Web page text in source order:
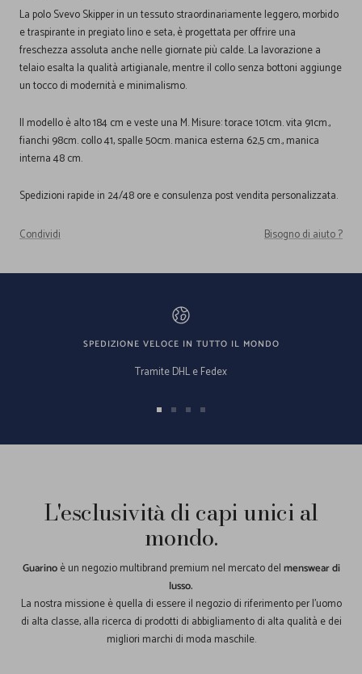
La polo Svevo Skipper in un tessuto straordinariamente leggero, morbido
e traspirante in pregiato lino e seta, è progettata per offrire una
freschezza assoluta anche nelle giornate più calde. La lavorazione a
telaio esalta la qualità artigianale, mentre il collo senza bottoni aggiunge
un tocco di modernità e minimalismo.
Il modello è alto 184 cm e veste una M. Misure: torace 101cm. vita 91cm.,
fianchi 98cm. collo 41, spalle 50cm. manica esterna 62,5 cm., manica
interna 48 cm.
Spedizioni rapide in 24/48 ore e consulenza post vendita personalizzata.
Condividi Bisogno di aiuto ?
SPEDIZIONE VELOCE IN TUTTO IL MONDO
Tramite DHL e Fedex
Vai Vai Vai Vai
L'esclusività di capi unici al
mondo.
Guarinoè un negozio multibrand premium nel mercato delmenswear di
lusso.
La nostra missione è quella di essere il negozio di riferimento per l'uomo
di alta classe, alla ricerca di prodotti di abbigliamento di alta qualità e dei
migliori marchi di moda maschile.